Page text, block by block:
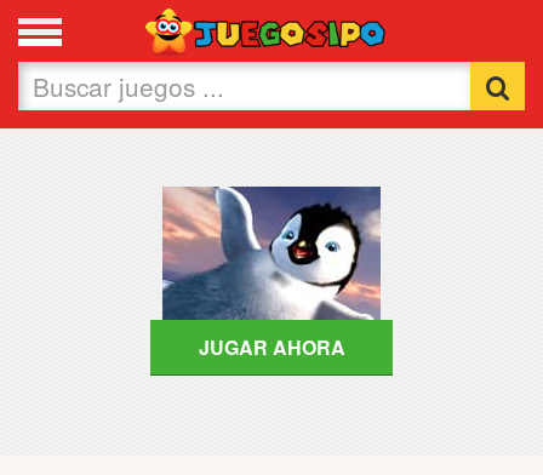
Favoritos
Nuevos
Carros
JUGAR AHORA